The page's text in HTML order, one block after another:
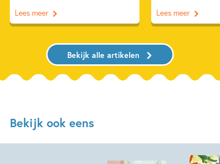
Lees meer Lees meer
Bekijk alle artikelen
Bekijk ook eens